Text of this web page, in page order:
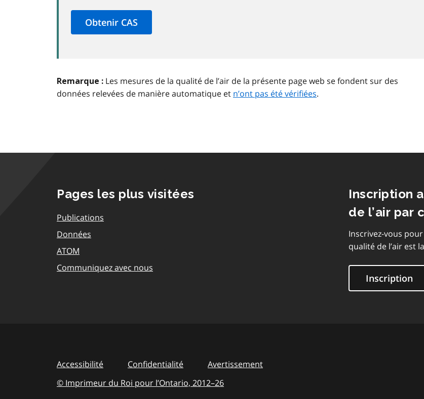
Remarque : Les mesures de la qualité de l’air de la présente page web se fondent sur des
données relevées de manière automatique et n’ont pas été vérifiées.
Pages les plus visitées
Publications
Données
ATOM
Communiquez avec nous
Inscription
de l’air par
Inscrivez-vous
qualité de l’air est
Inscription
Accessibilité Confidentialité
Avertissement
© Imprimeur du Roi pour l’Ontario, 2012–26